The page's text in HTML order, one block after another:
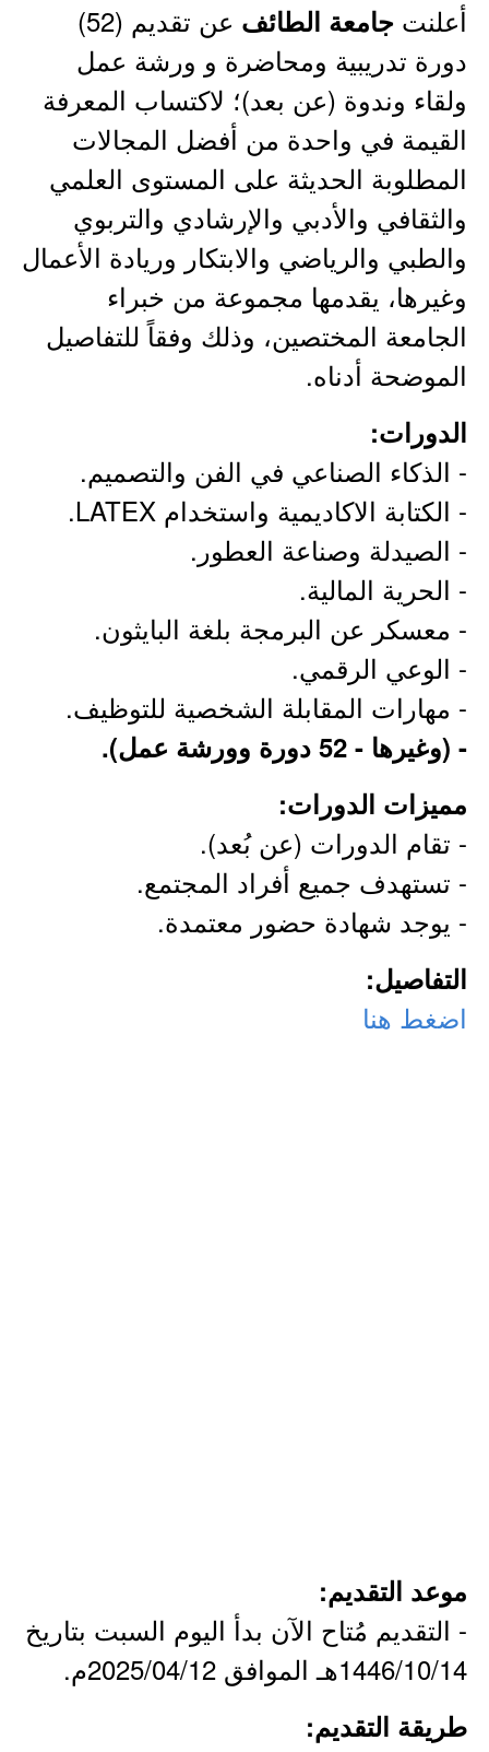
أعلنت جامعة الطائف
عن تقديم (52)
دورة تدريبية ومحاضرة و ورشة عمل
ولقاء وندوة (عن بعد)؛ لاكتساب المعرفة
القيمة في واحدة من أفضل المجالات
المطلوبة الحديثة على المستوى العلمي
والثقافي والأدبي والإرشادي والتربوي
والطبي والرياضي والابتكار وريادة الأعمال
وغيرها، يقدمها مجموعة من خبراء
الجامعة المختصين، وذلك وفقاً للتفاصيل
الموضحة أدناه.
الدورات:
- الذكاء الصناعي في الفن والتصميم.
- الكتابة الاكاديمية واستخدام LATEX.
- الصيدلة وصناعة العطور.
- الحرية المالية.
- معسكر عن البرمجة بلغة البايثون.
- الوعي الرقمي.
- مهارات المقابلة الشخصية للتوظيف.
- (وغيرها - 52 دورة وورشة عمل).
مميزات الدورات:
- تقام الدورات (عن بُعد).
- تستهدف جميع أفراد المجتمع.
- يوجد شهادة حضور معتمدة.
التفاصيل:
اضغط هنا
موعد التقديم:
- التقديم مُتاح الآن بدأ اليوم السبت بتاريخ
1446/10/14هـ الموافق 2025/04/12م.
طريقة التقديم: